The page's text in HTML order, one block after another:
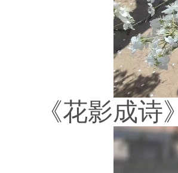
《花影成诗》